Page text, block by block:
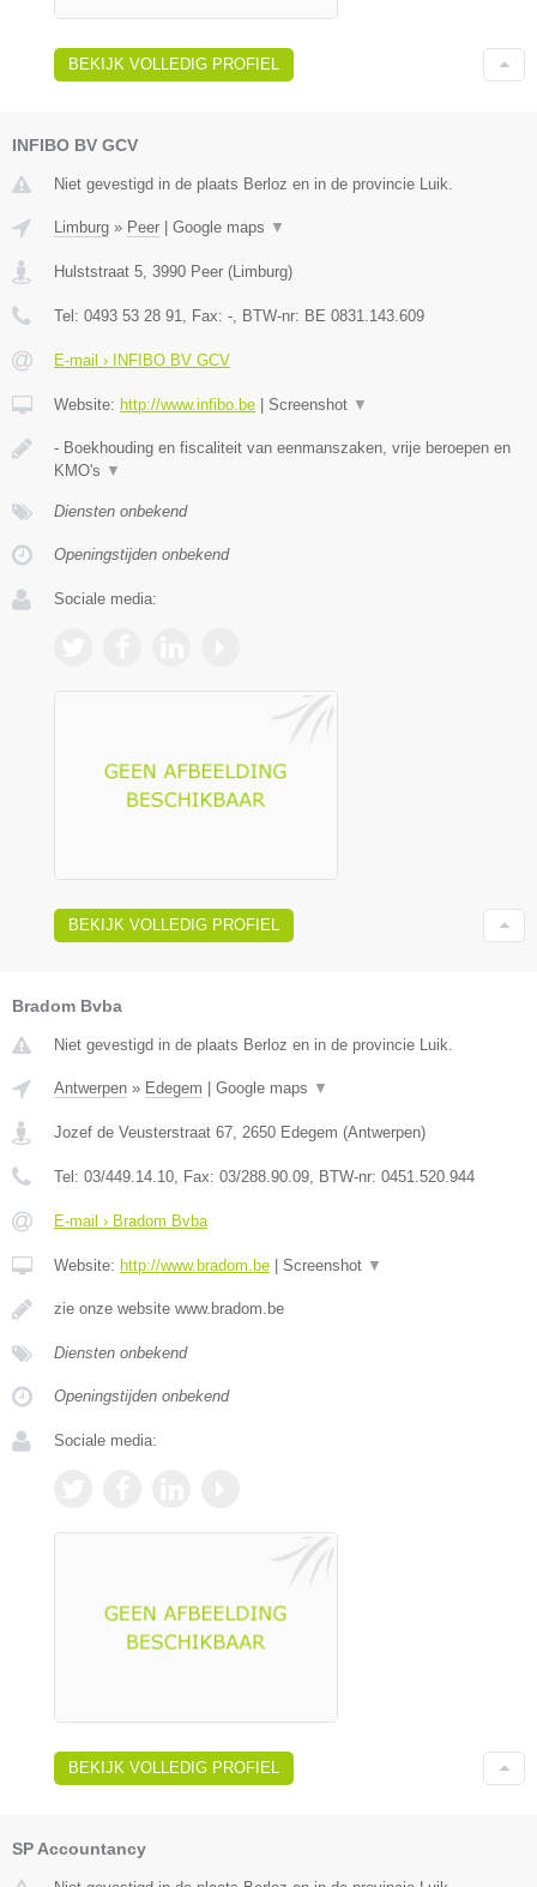
BEKIJK VOLLEDIG PROFIEL
INFIBO BV GCV
Niet gevestigd in de plaats Berloz en in de provincie Luik.
Limburg » Peer | Google maps ▼
Hulststraat 5 3990 Peer (Limburg)
Tel: 0493 53 28 91 , Fax: - , BTW-nr: BE 0831.143.609
E-mail › INFIBO BV GCV
Website: http://www.infibo.be | Screenshot ▼
- Boekhouding en fiscaliteit van eenmanszaken, vrije beroepen en
KMO's ▼
Diensten onbekend
Openingstijden onbekend
Sociale media:
BEKIJK VOLLEDIG PROFIEL
Bradom Bvba
Niet gevestigd in de plaats Berloz en in de provincie Luik.
Antwerpen » Edegem Google maps ▼
Jozef de Veusterstraat 67, 2650 Edegem (Antwerpen)
Tel: 03/449.14.10, Fax: 03/288.90.09, BTW-nr: 0451.520.944
E-mail › Bradom Bvba
Website: http://www.bradom.be Screenshot ▼
zie onze website www.bradom.be
Diensten onbekend
Openingstijden onbekend
Sociale media:
BEKIJK VOLLEDIG PROFIEL
SP Accountancy